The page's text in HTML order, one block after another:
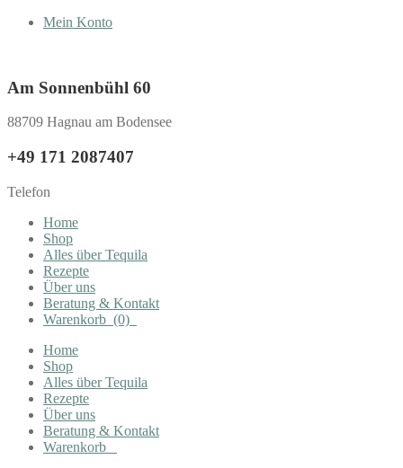
Mein Konto
Am Sonnenbühl 60
88709 Hagnau am Bodensee
+49 171 2087407
Telefon
Home
Shop
Alles über Tequila
Rezepte
Über uns
Beratung & Kontakt
Warenkorb (0)
Home
Shop
Alles über Tequila
Rezepte
Über uns
Beratung & Kontakt
Warenkorb